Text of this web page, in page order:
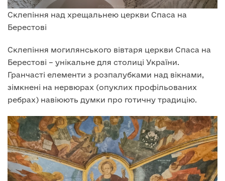
Склепіння над хрещальнею церкви Спаса на
Берестові
Склепіння могилянського вівтаря церкви Спаса на
Берестові – унікальне для столиці України.
Гранчасті елементи з розпалубками над вікнами,
зімкнені на нервюрах (опуклих профільованих
ребрах) навіюють думки про готичну традицію.